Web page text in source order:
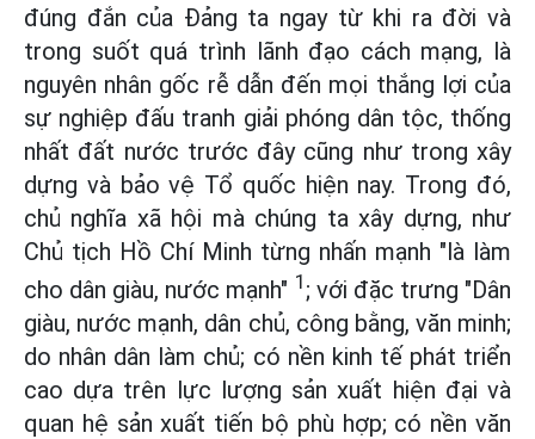
đúng đắn của Đảng ta ngay từ khi ra đời và
trong suốt quá trình lãnh đạo cách mạng, là
nguyên nhân gốc rễ dẫn đến mọi thắng lợi của
sự nghiệp đấu tranh giải phóng dân tộc, thống
nhất đất nước trước đây cũng như trong xây
dựng và bảo vệ Tổ quốc hiện nay. Trong đó,
chủ nghĩa xã hội mà chúng ta xây dựng, như
Chủ tịch Hồ Chí Minh từng nhấn mạnh "là làm
cho dân giàu, nước mạnh" 1 ; với đặc trưng "Dân
giàu, nước mạnh, dân chủ, công bằng, văn minh;
do nhân dân làm chủ; có nền kinh tế phát triển
cao dựa trên lực lượng sản xuất hiện đại và
quan hệ sản xuất tiến bộ phù hợp; có nền văn